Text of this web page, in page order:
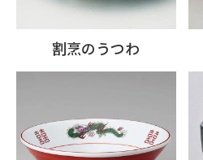
割烹のうつわ